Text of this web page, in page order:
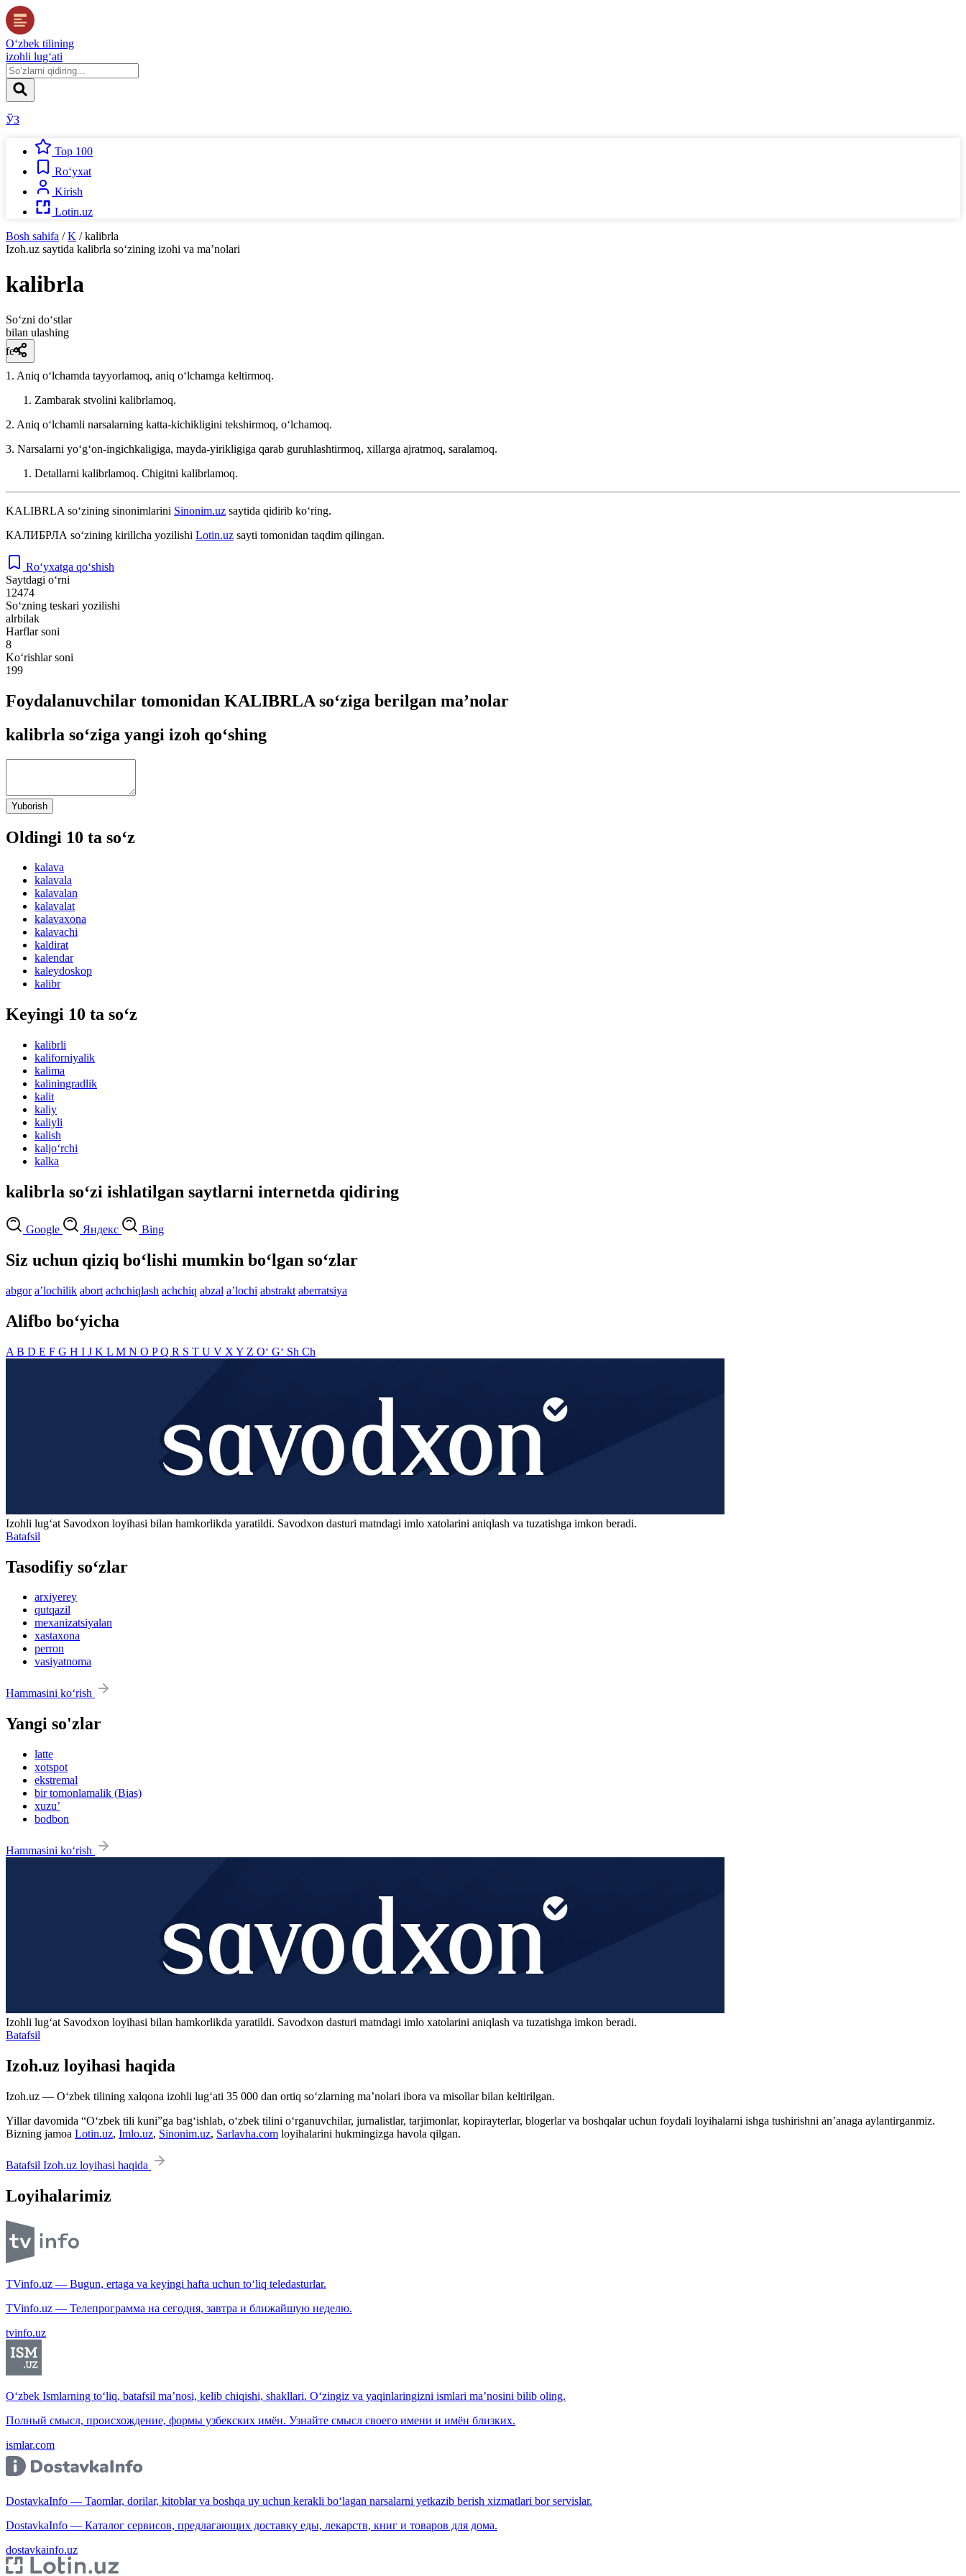
O‘zbek tilining
izohli lug‘ati
ЎЗ
Top 100
Ro‘yxat
Kirish
Lotin.uz
Bosh sahifa / K / kalibrla
Izoh.uz saytida kalibrla so‘zining izohi va ma’nolari
kalibrla
So‘zni do‘stlar
bilan ulashing
fe’l
1. Aniq oʻlchamda tayyorlamoq, aniq oʻlchamga keltirmoq.
Zambarak stvolini kalibrlamoq.
2. Aniq oʻlchamli narsalarning katta-kichikligini tekshirmoq, oʻlchamoq.
3. Narsalarni yoʻgʻon-ingichkaligiga, mayda-yirikligiga qarab guruhlashtirmoq, xillarga ajratmoq, saralamoq.
Detallarni kalibrlamoq. Chigitni kalibrlamoq.
KALIBRLA so‘zining sinonimlarini Sinonim.uz saytida qidirib ko‘ring.
КАЛИБРЛА so‘zining kirillcha yozilishi Lotin.uz sayti tomonidan taqdim qilingan.
Ro‘yxatga qo‘shish
Saytdagi o‘rni
12474
So‘zning teskari yozilishi
alrbilak
Harflar soni
8
Ko‘rishlar soni
199
Foydalanuvchilar tomonidan KALIBRLA so‘ziga berilgan ma’nolar
kalibrla so‘ziga yangi izoh qo‘shing
Yuborish
Oldingi 10 ta so‘z
kalava
kalavala
kalavalan
kalavalat
kalavaxona
kalavachi
kaldirat
kalendar
kaleydoskop
kalibr
Keyingi 10 ta so‘z
kalibrli
kaliforniyalik
kalima
kaliningradlik
kalit
kaliy
kaliyli
kalish
kaljo‘rchi
kalka
kalibrla so‘zi ishlatilgan saytlarni internetda qidiring
Google Яндекс Bing
Siz uchun qiziq bo‘lishi mumkin bo‘lgan so‘zlar
abgor aʼlochilik abort achchiqlash achchiq abzal aʼlochi abstrakt aberratsiya
Alifbo bo‘yicha
A B D E F G H I J K L M N O PQ R S T U V X Y Z O‘ G‘ Sh Ch
Izohli lugʻat Savodxon loyihasi bilan hamkorlikda yaratildi. Savodxon dasturi matndagi imlo xatolarini aniqlash va tuzatishga imkon beradi.
Batafsil
Tasodifiy so‘zlar
arxiyerey
qutqazil
mexanizatsiyalan
xastaxona
perron
vasiyatnoma
Hammasini ko‘rish
Yangi so'zlar
latte
xotspot
ekstremal
bir tomonlamalik (Bias)
xuzu’
bodbon
Hammasini ko‘rish
Izohli lugʻat Savodxon loyihasi bilan hamkorlikda yaratildi. Savodxon dasturi matndagi imlo xatolarini aniqlash va tuzatishga imkon beradi.
Batafsil
Izoh.uz loyihasi haqida
Izoh.uz — O‘zbek tilining xalqona izohli lug‘ati 35 000 dan ortiq so‘zlarning ma’nolari ibora va misollar bilan keltirilgan.
Yillar davomida “O‘zbek tili kuni”ga bag‘ishlab, o‘zbek tilini o‘rganuvchilar, jurnalistlar, tarjimonlar, kopirayterlar, blogerlar va boshqalar uchun foydali loyihalarni ishga tushirishni an’anaga aylantirganmiz.
Bizning jamoa Lotin.uz, Imlo.uz, Sinonim.uz, Sarlavha.com loyihalarini hukmingizga havola qilgan.
Batafsil Izoh.uz loyihasi haqida
Loyihalarimiz
TVinfo.uz — Bugun, ertaga va keyingi hafta uchun to‘liq teledasturlar.
TVinfo.uz — Телепрограмма на сегодня, завтра и ближайшую неделю.
tvinfo.uz
O‘zbek Ismlarning to‘liq, batafsil ma’nosi, kelib chiqishi, shakllari. O‘zingiz va yaqinlaringizni ismlari ma’nosini bilib oling.
Полный смысл, происхождение, формы узбекских имён. Узнайте смысл своего имени и имён близких.
ismlar.com
DostavkaInfo — Taomlar, dorilar, kitoblar va boshqa uy uchun kerakli bo‘lagan narsalarni yetkazib berish xizmatlari bor servislar.
DostavkaInfo — Каталог сервисов, предлагающих доставку еды, лекарств, книг и товаров для дома.
dostavkainfo.uz